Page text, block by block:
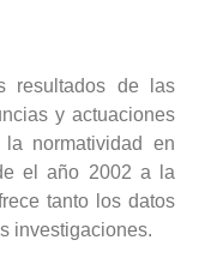
resultados de las
y actuaciones
normatividad en
el año 2002 a la
tanto los datos
investigaciones.